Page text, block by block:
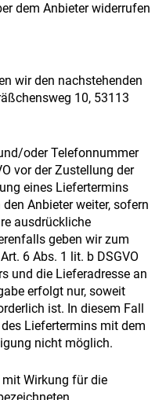
dem Anbieter widerrufen
wir den nachstehenden
10, 53113
oder Telefonnummer
vor der Zustellung der
eines Liefertermins
Anbieter weiter, sofern
ausdrückliche
geben wir zum
6 Abs. 1 lit. b DSGVO
und die Lieferadresse an
erfolgt nur, soweit
ist. In diesem Fall
Liefertermins mit dem
nicht möglich.
Wirkung für die